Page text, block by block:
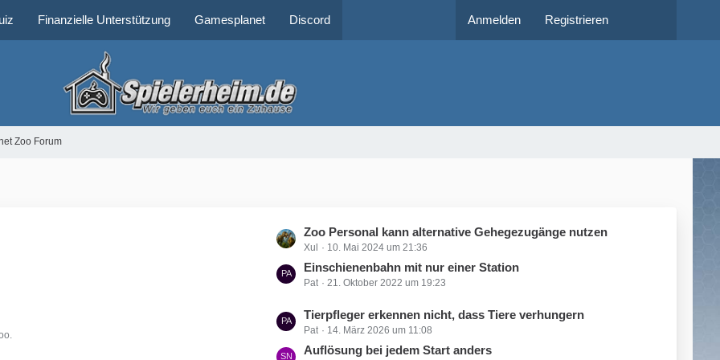
Finanzielle Unterstützung Gamesplanet Discord Anmelden Registrieren
Zoo Forum
L
e
t
z
e
e
Zoo Personal kann alternative Gehegezugänge nutzen
Xul 10. Mai 2024 um 21:36
Einschienenbahn mit nur einer Station
Pat 21. Oktober 2022 um 19:23
L
e
t
Tierpfleger erkennen nicht, dass Tiere verhungern
Pat 14. März 2026 um 11:08
Auflösung bei jedem Start anders